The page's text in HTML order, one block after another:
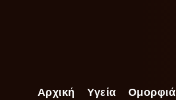
Αρχική Υγεία Ομορφιά